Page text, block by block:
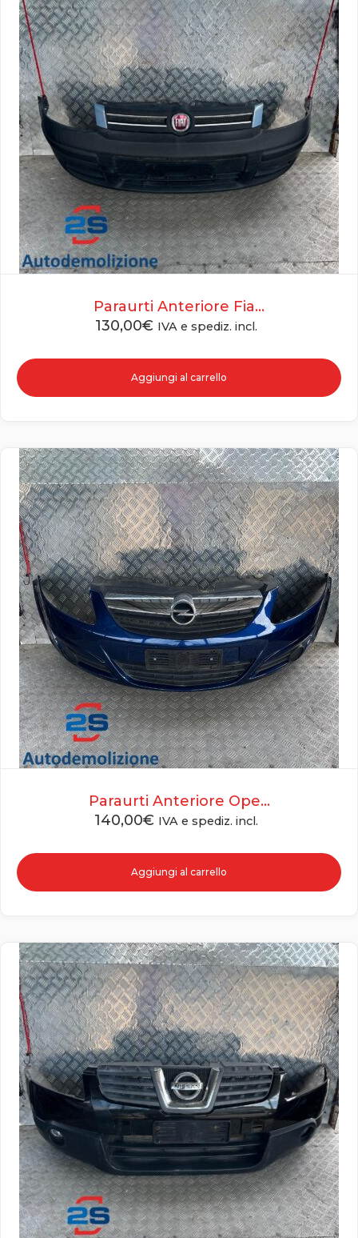
Paraurti Anteriore Ope...
140,00€ IVA e spediz. incl.
Aggiungi al carrello
Paraurti Anteriore Fia...
130,00€ IVA e spediz. incl.
Aggiungi al carrello